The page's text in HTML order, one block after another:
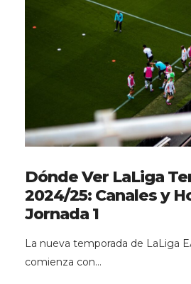
Dónde Ver LaLiga
2024/25: Canales y
Jornada 1
La nueva temporada de LaLiga
comienza con…